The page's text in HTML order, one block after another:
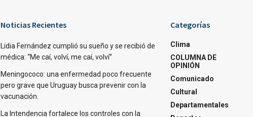
Noticias Recientes
Lidia Fernández cumplió su sueño y se recibió de
médica: “Me caí, volví, me caí, volví”
Meningococo: una enfermedad poco frecuente
pero grave que Uruguay busca prevenir con la
vacunación.
La Intendencia fortalece los controles con la
Categorías
Clima
COLUMNA DE
OPINIÓN
Comunicado
Cultural
Departamentales